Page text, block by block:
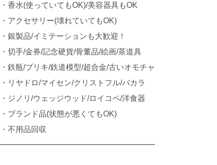
・香水(使っていてもOK)/美容器具もOK
・アクセサリー(壊れていてもOK)
・銀製品/イミテーションも大歓迎！
・切手/金券/記念硬貨/骨董品/絵画/茶道具
・鉄瓶/ブリキ/鉄道模型/超合金/古いオモチャ
・リヤドロ/マイセン/クリストフル/バカラ
・ジノリ/ウェッジウッド/ロイコペ/洋食器
・ブランド品(状態が悪くてもOK)
・不用品回収
━━━━━━━━━━━━━━━━━━━━